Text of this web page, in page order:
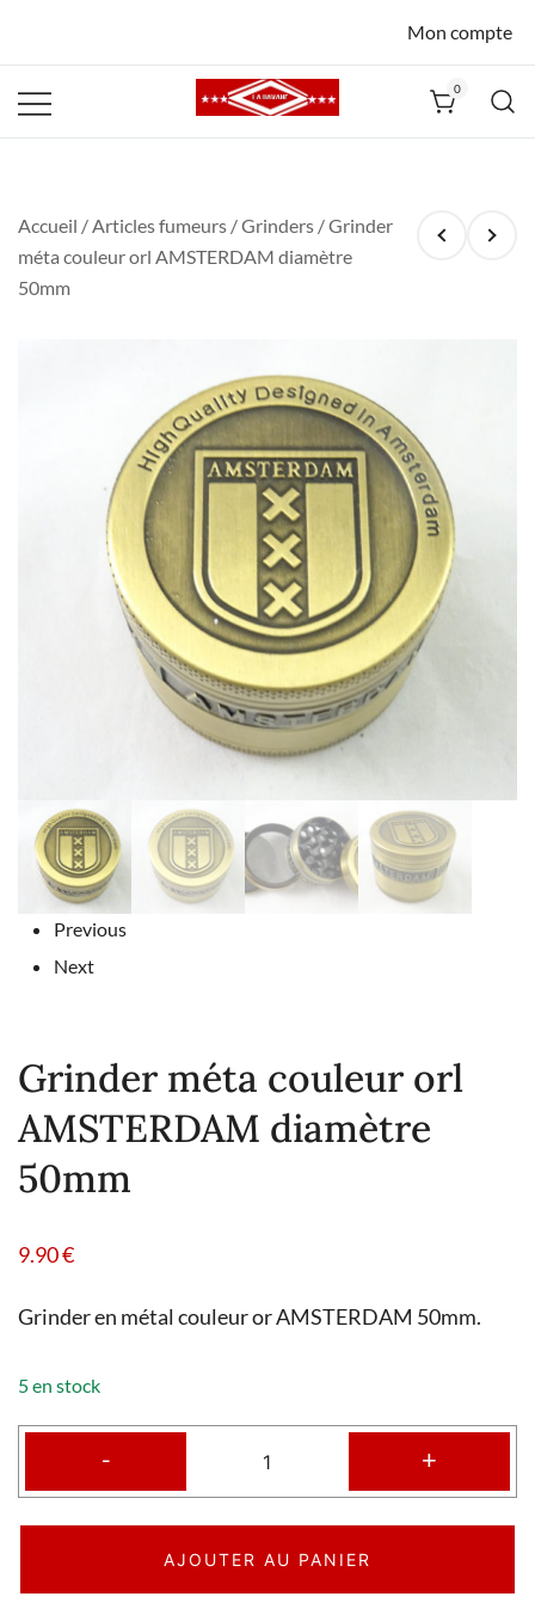
Mon compte
0
Accueil /Articles fumeurs /Grinders / Grinder
méta couleur orl AMSTERDAM diamètre
50mm
Previous
Next
Grinder méta couleur orl
AMSTERDAM diamètre
50mm
9.90€
Grinder en métal couleur or AMSTERDAM 50mm.
5 en stock
- +
AJOUTER AU PANIER